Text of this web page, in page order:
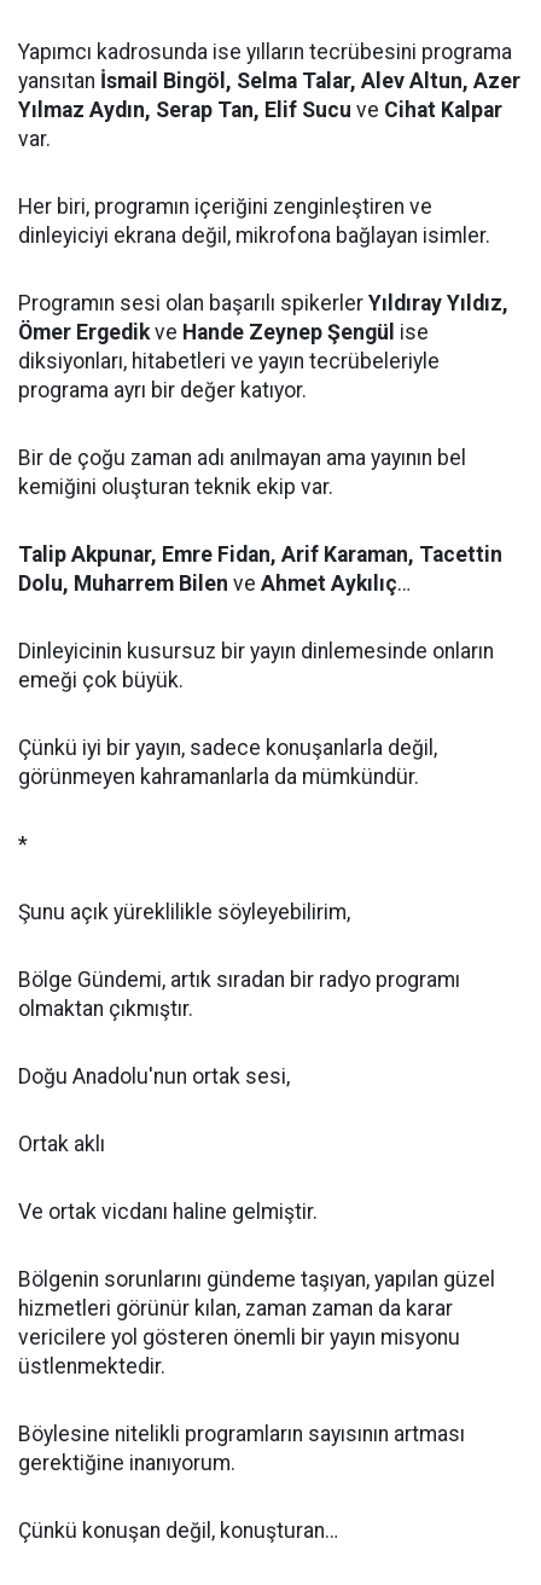
Yapımcı kadrosunda ise yılların tecrübesini programa
yansıtan İsmail Bingöl, Selma Talar, Alev Altun, Azer
Yılmaz Aydın, Serap Tan, Elif Sucu ve Cihat Kalpar
var.
Her biri, programın içeriğini zenginleştiren ve
dinleyiciyi ekrana değil, mikrofona bağlayan isimler.
Programın sesi olan başarılı spikerler Yıldıray Yıldız,
Ömer Ergedikve Hande Zeynep Şengül ise
diksiyonları, hitabetleri ve yayın tecrübeleriyle
programa ayrı bir değer katıyor.
Bir de çoğu zaman adı anılmayan ama yayının bel
kemiğini oluşturan teknik ekip var.
Talip Akpunar, Emre Fidan, Arif Karaman, Tacettin
Dolu, Muharrem Bilen ve Ahmet Aykılıç…
Dinleyicinin kusursuz bir yayın dinlemesinde onların
emeği çok büyük.
Çünkü iyi bir yayın, sadece konuşanlarla değil,
görünmeyen kahramanlarla da mümkündür.
*
Şunu açık yüreklilikle söyleyebilirim,
Bölge Gündemi, artık sıradan bir radyo programı
olmaktan çıkmıştır.
Doğu Anadolu'nun ortak sesi,
Ortak aklı
Ve ortak vicdanı haline gelmiştir.
Bölgenin sorunlarını gündeme taşıyan, yapılan güzel
hizmetleri görünür kılan, zaman zaman da karar
vericilere yol gösteren önemli bir yayın misyonu
üstlenmektedir.
Böylesine nitelikli programların sayısının artması
gerektiğine inanıyorum.
Çünkü konuşan değil, konuşturan…